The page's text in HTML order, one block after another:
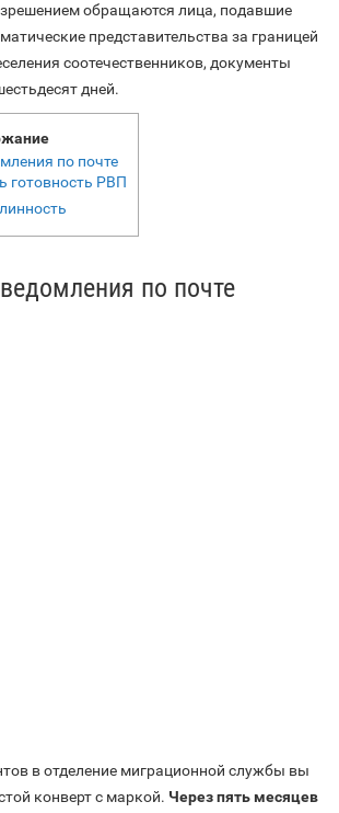
обращаются лица, подавшие
представительства за границей
соотечественников, документы
дней.
по почте
готовность РВП
по почте
в отделение миграционной службы вы
конверт с маркой. Через пять месяцев